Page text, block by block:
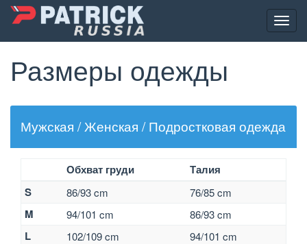
Перейти
содержанию
Размеры одежды
Мужская / Женская / Подростковая одежда
Обхват груди
Талия
S
86/93 cm 76/85 cm
M 94/101 cm 86/93 cm
L 102/109 cm 94/101 cm